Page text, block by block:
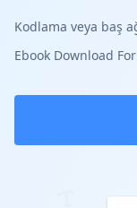
Kodlama veya baş
Ebook Download